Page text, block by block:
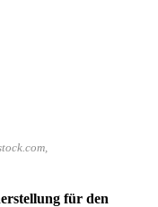
für den